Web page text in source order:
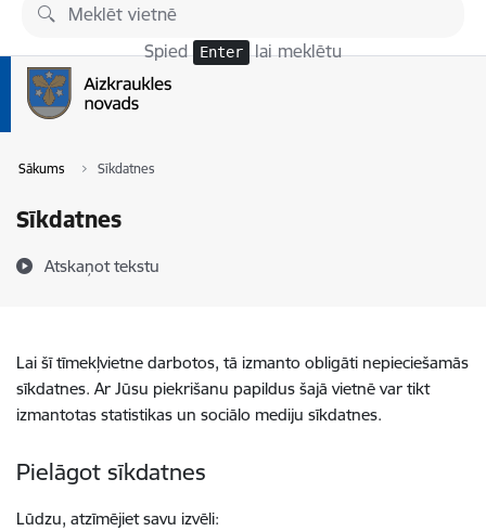
Pāriet uz lapas saturu
Spied Enter lai meklētu
Sākums Sīkdatnes
Sīkdatnes
Atskaņot tekstu
Lai šī tīmekļvietne darbotos, tā izmanto obligāti nepieciešamās
sīkdatnes. Ar Jūsu piekrišanu papildus šajā vietnē var tikt
izmantotas statistikas un sociālo mediju sīkdatnes.
Pielāgot sīkdatnes
Lūdzu, atzīmējiet savu izvēli: